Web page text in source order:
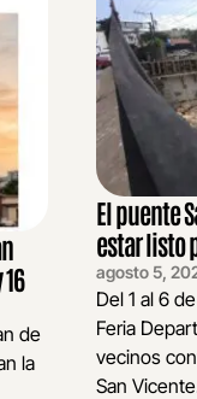
de
la
El puente
estar listo
agosto 5,
Del 1 al 6
Feria
vecinos
San